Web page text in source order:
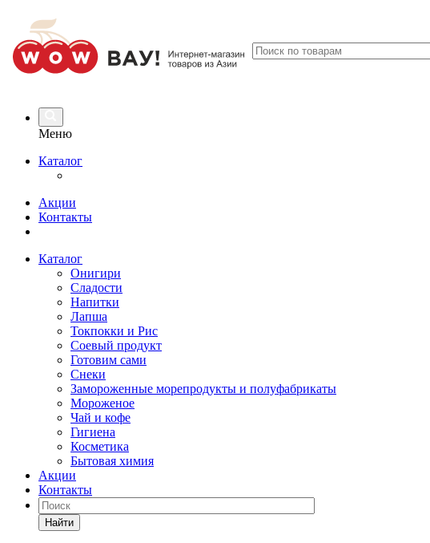
Меню
Каталог
Акции
Контакты
Каталог
Онигири
Сладости
Напитки
Лапша
Токпокки и Рис
Соевый продукт
Готовим сами
Снеки
Замороженные морепродукты и полуфабрикаты
Мороженое
Чай и кофе
Гигиена
Косметика
Бытовая химия
Акции
Контакты
Найти